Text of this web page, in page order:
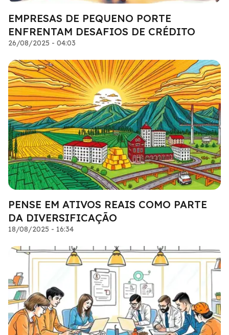
EMPRESAS DE PEQUENO PORTE
ENFRENTAM DESAFIOS DE CRÉDITO
26/08/2025 - 04:03
PENSE EM ATIVOS REAIS COMO PARTE
DA DIVERSIFICAÇÃO
18/08/2025 - 16:34